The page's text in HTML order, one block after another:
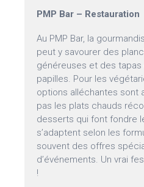
PMP Bar – Restauration
Au PMP Bar, la
peut y savourer des
généreuses et des tapas
papilles. Pour les
options alléchantes sont
pas les plats chauds
desserts qui font fondre
s’adaptent selon les
souvent des offres
d’événements. Un vrai
!